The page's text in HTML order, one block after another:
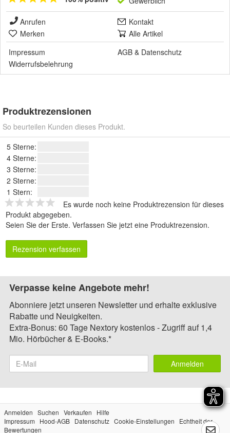
Anrufen
Kontakt
Merken
Alle Artikel
Impressum
AGB & Datenschutz
Widerrufsbelehrung
Produktrezensionen
So beurteilen Kunden dieses Produkt.
5 Sterne:
4 Sterne:
3 Sterne:
2 Sterne:
1 Stern:
Es wurde noch keine Produktrezension für dieses
Produkt abgegeben.
Seien Sie der Erste. Verfassen Sie jetzt eine Produktrezension.
Rezension verfassen
Verpasse keine Angebote mehr!
Abonniere jetzt unseren Newsletter und erhalte exklusive
Rabatte und Neuigkeiten.
Extra-Bonus: 60 Tage Nextory kostenlos - Zugriff auf 1,4
Mio. Hörbücher & E-Books.*
Anmelden
Anmelden Suchen Verkaufen
Hilfe
Impressum
Hood-AGB Datenschutz Cookie-Einstellungen
Echtheit der
Bewertungen